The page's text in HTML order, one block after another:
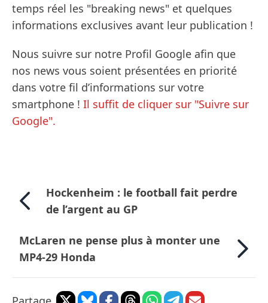
temps réel les "breaking news" et quelques
informations exclusives avant leur publication !
Nous suivre sur notre Profil Google afin que
nos news vous soient présentées en priorité
dans votre fil d’informations sur votre
smartphone ! Il suffit de cliquer sur "Suivre sur
Google".
Hockenheim : le football fait perdre
de l’argent au GP
McLaren ne pense plus à monter une
MP4-29 Honda